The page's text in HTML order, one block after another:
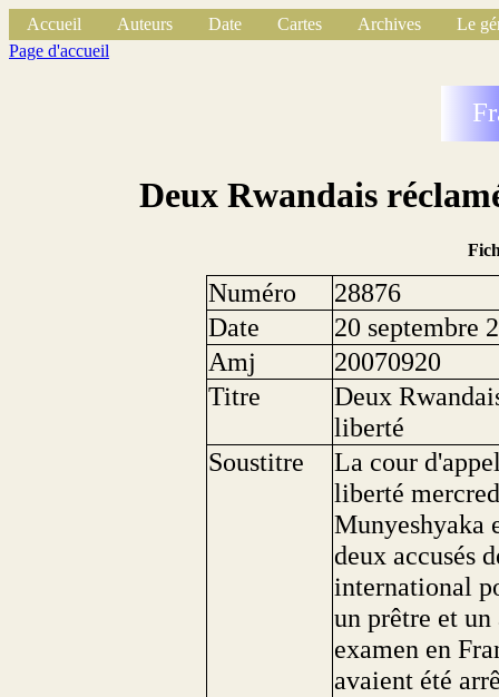
Accueil Auteurs Date Cartes Archives
Le
Page d'accueil
Deux Rwandais
Numéro
28876
Date
20 septembre
Amj
20070920
Titre
Deux
liberté
Soustitre
La cour
liberté
Munyeshyaka
deux accusés
international
un prêtre et
examen en
avaient été